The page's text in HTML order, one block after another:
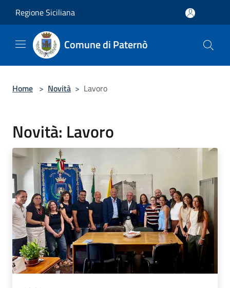
Regione Siciliana
Comune di Paternò
Home > Novità > Lavoro
Novità: Lavoro